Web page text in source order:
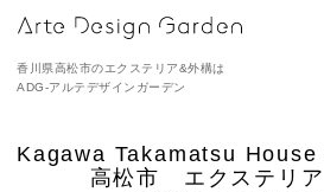
香川県高松市のエクステリア&外構は
ADG-アルテデザインガーデン
Kagawa Takamatsu
高松市 エクステリ